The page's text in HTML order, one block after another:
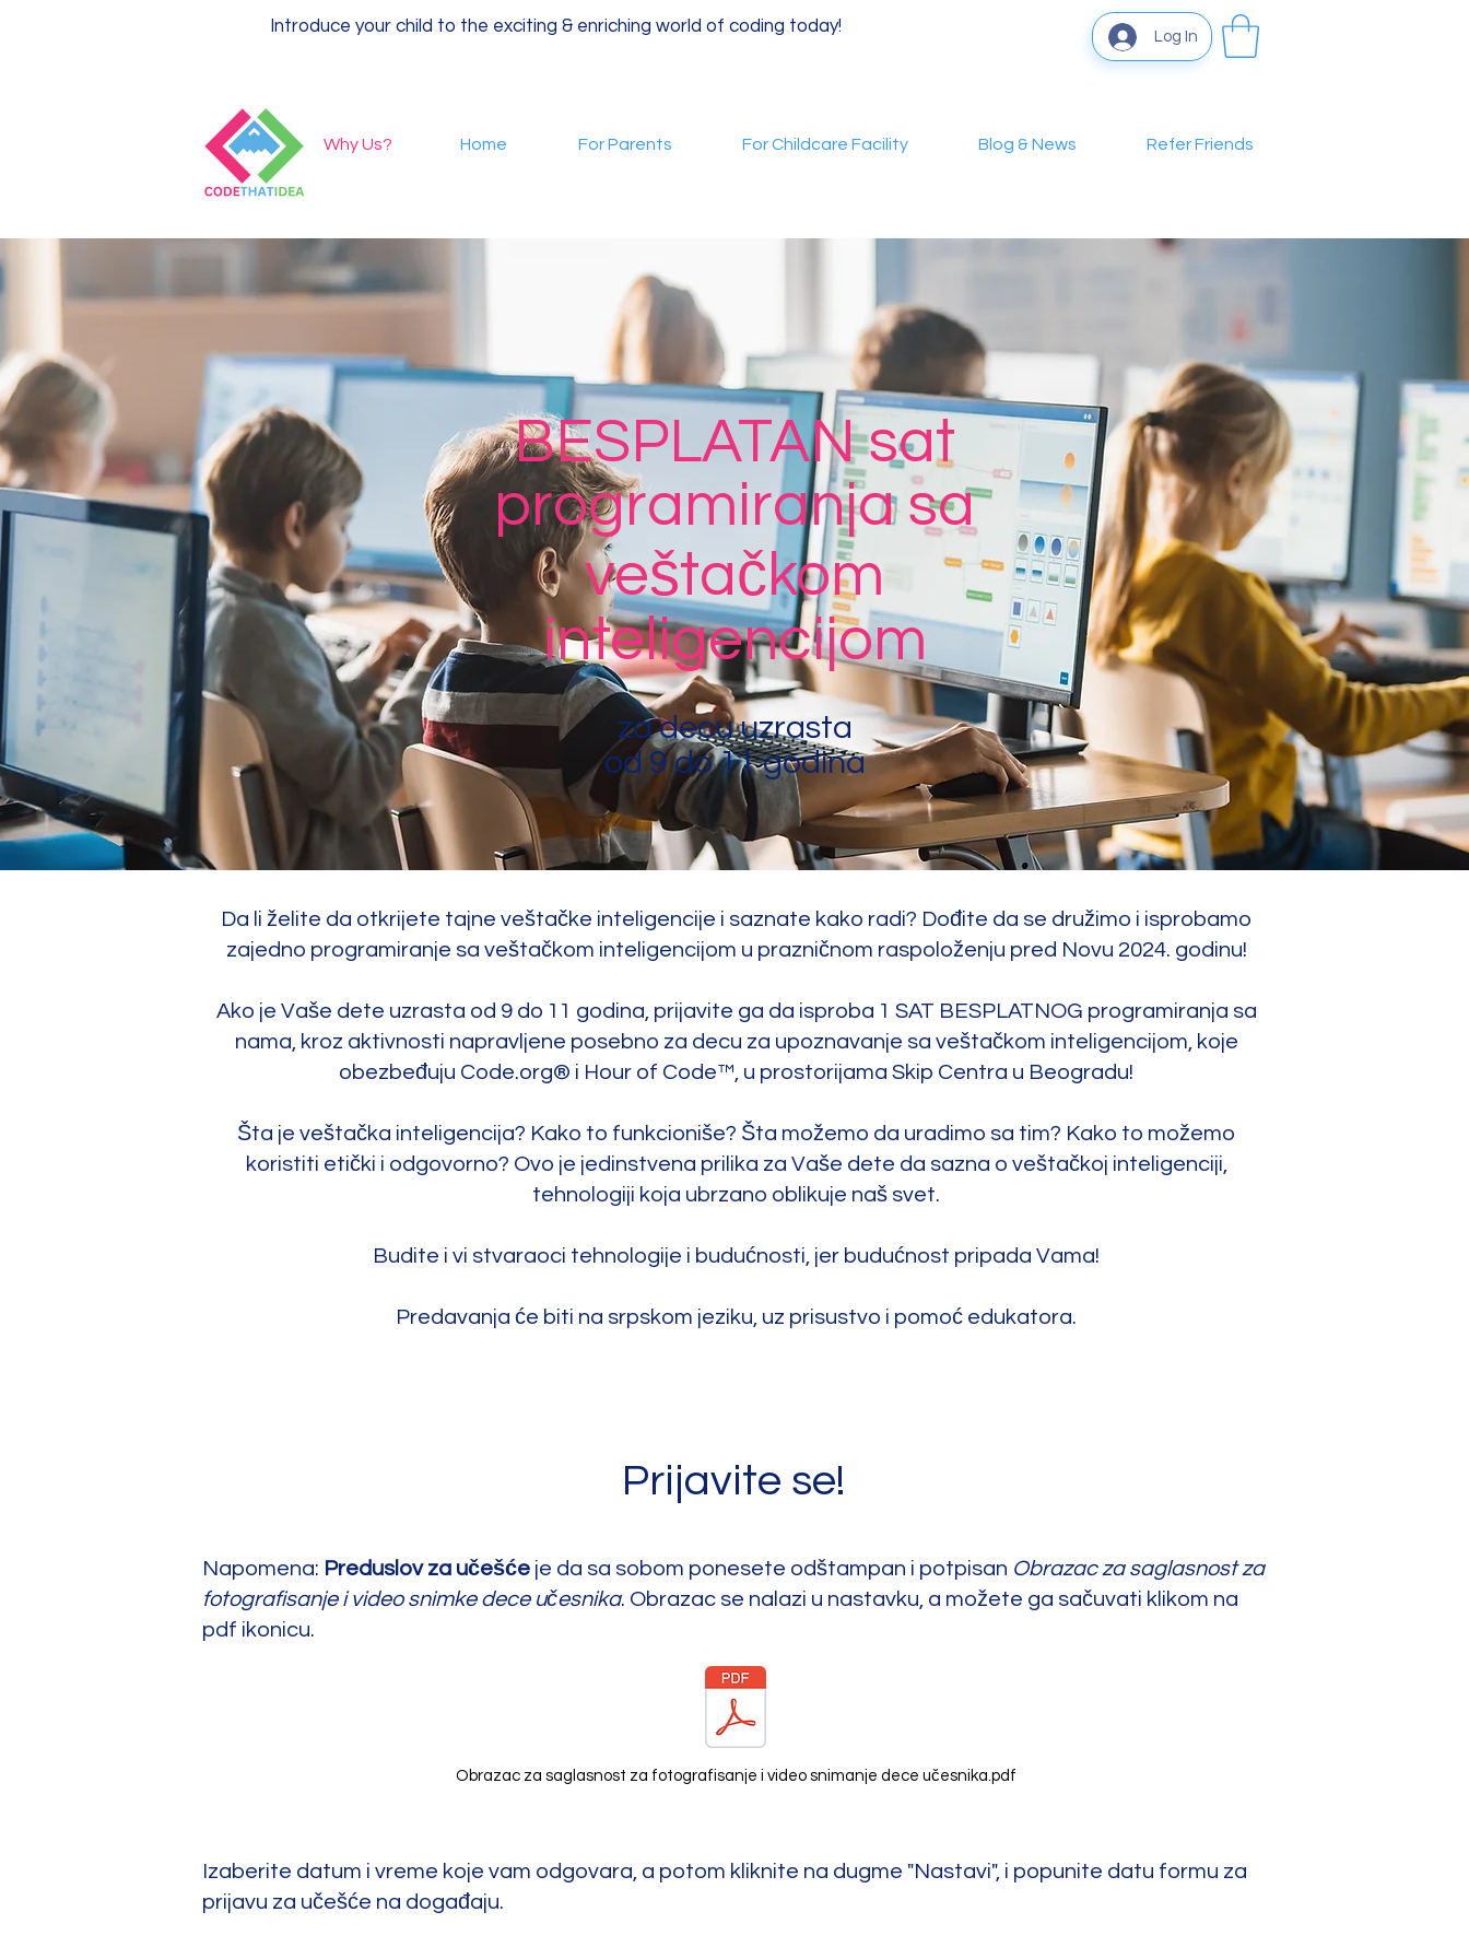
Introduce your child to the exciting & enriching world of coding today!
Log In
Why Us? Home For Parents For Childcare Facility Blog & News Refer Friends
BESPLATAN sat
programiranja sa
veštačkom
inteligencijom
za decu uzrasta
od 9 do 11 godina
Da li želite da otkrijete tajne veštačke inteligencije i saznate kako radi? Dođite da se družimo i isprobamo
zajedno programiranje sa veštačkom inteligencijom u prazničnom raspoloženju pred Novu 2024. godinu!
Ako je Vaše dete uzrasta od 9 do 11 godina, prijavite ga da isproba 1 SAT BESPLATNOG programiranja sa
nama, kroz aktivnosti napravljene posebno za decu za upoznavanje sa veštačkom inteligencijom, koje
obezbeđuju Code.org® i Hour of Code™, u prostorijama Skip Centra u Beogradu!
Šta je veštačka inteligencija? Kako to funkcioniše? Šta možemo da uradimo sa tim? Kako to možemo
koristiti etički i odgovorno? Ovo je jedinstvena prilika za Vaše dete da sazna o veštačkoj inteligenciji,
tehnologiji koja ubrzano oblikuje naš svet.
Budite i vi stvaraoci tehnologije i budućnosti, jer budućnost pripada Vama!
Predavanja će biti na srpskom jeziku, uz prisustvo i pomoć edukatora.
Prijavite se!
Napomena: Preduslov za učešće je da sa sobom ponesete odštampan i potpisan Obrazac za saglasnost za
fotografisanje i video snimke dece učesnika. Obrazac se nalazi u nastavku, a možete ga sačuvati klikom na
pdf ikonicu.
Obrazac za saglasnost za fotografisanje i video snimanje dece učesnika.pdf
Izaberite datum i vreme koje vam odgovara, a potom kliknite na dugme "Nastavi", i popunite datu formu za
prijavu za učešće na događaju.